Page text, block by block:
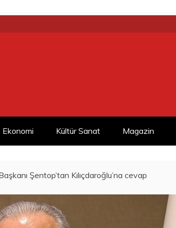
Ekonomi Kültür Sanat Magazin
Şentop’tan Kılıçdaroğlu’na cevap